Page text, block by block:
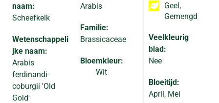
naam:
Scheefkelk
Wetenschappeli
jke naam:
Arabis
ferdinandi-
coburgii 'Old
Gold'
Arabis
Familie:
Brassicaceae
Bloemkleur:
Wit
Geel,
Gemengd
Veelkleurig
blad:
Nee
Bloeitijd:
April, Mei